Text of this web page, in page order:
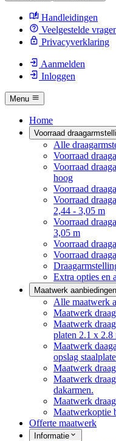
Handleidingen
Veelgestelde
Privacyverklaring
Aanmelden
Inloggen
Menu
Home
Voorraad
Alle
Voorraad
Voorraad
hoog
Voorraad
Voorraad
2,44 - 3,05 m
Voorraad
3,05 m
Voorraad
Voorraad
Extra opties en
Maatwerk aanbiedingen
Alle maatwerk
Maatwerk
Maatwerk
platen 2.1 x 2.8
Maatwerk
opslag
Maatwerk
Maatwerk
dakarmen.
Maatwerk
Maatwerkoptie
Offerte maatwerk
Informatie